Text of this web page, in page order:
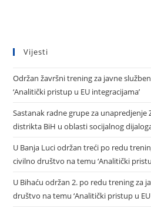
Vijesti
Održan žavršni trening za javne
‘Analitički pristup u EU integracijama’
Sastanak radne grupe za unapredjenje
distrikta BiH u oblasti socijalnog
U Banja Luci održan treći po redu
civilno društvo na temu ‘Analitički
U Bihaću održan 2. po redu trening za
društvo na temu ‘Analitički pristup u